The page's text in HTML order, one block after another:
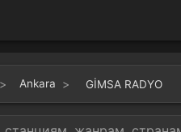
Ankara GİMSA RADYO